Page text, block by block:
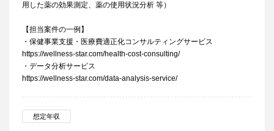
用した薬の効果測定、薬の使用状況分析 等）
【担当案件の一例】
・保健事業支援・医療費適正化コンサルティングサービス
https://wellness-star.com/health-cost-consulting/
・データ分析サービス
https://wellness-star.com/data-analysis-service/
想定年収